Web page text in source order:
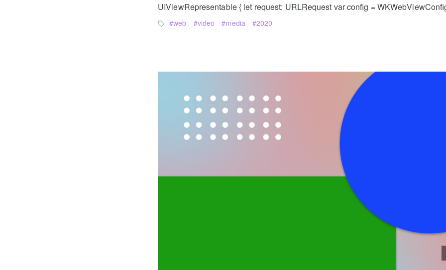
UIViewRepresentable { let request: URLRequest var config =
web video media 2020